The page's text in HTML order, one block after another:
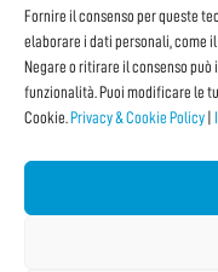
Fornire il consenso per queste
elaborare i dati personali, come
Negare o ritirare il consenso
funzionalità. Puoi modificare le
Cookie. Privacy & Cookie Policy